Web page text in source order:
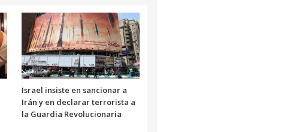
Israel insiste en sancionar a
Irán y en declarar terrorista a
la Guardia Revolucionaria